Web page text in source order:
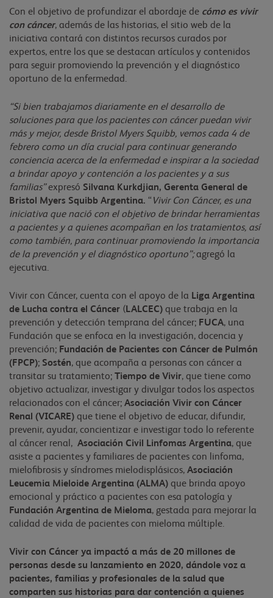
Con el objetivo de profundizar el abordaje de cómo es vivir
con cáncer, además de las historias, el sitio web de la
iniciativa contará con distintos recursos curados por
expertos, entre los que se destacan artículos y contenidos
para seguir promoviendo la prevención y el diagnóstico
oportuno de la enfermedad.
“Si bien trabajamos diariamente en el desarrollo de
soluciones para que los pacientes con cáncer puedan vivir
más y mejor, desde Bristol Myers Squibb, vemos cada 4 de
febrero como un día crucial para continuar generando
conciencia acerca de la enfermedad e inspirar a la sociedad
a brindar apoyo y contención a los pacientes y a sus
familias”expresó Silvana Kurkdjian, Gerenta General de
Bristol Myers Squibb Argentina. “ Vivir Con Cáncer, es una
iniciativa que nació con el objetivo de brindar herramientas
a pacientes y a quienes acompañan en los tratamientos, así
como también, para continuar promoviendo la importancia
de la prevención y el diagnóstico oportuno”;agregó la
ejecutiva.
Vivir con Cáncer, cuenta con el apoyo de la Liga Argentina
de Lucha contra el Cáncer ( LALCEC) que trabaja en la
prevención y detección temprana del cáncer; FUCA, una
Fundación que se enfoca en la investigación, docencia y
prevención; Fundación de Pacientes con Cáncer de Pulmón
(FPCP); Sostén, que acompaña a personas con cáncer a
transitar su tratamiento; Tiempo de Vivir, que tiene como
objetivo actualizar, investigar y divulgar todos los aspectos
relacionados con el cáncer; Asociación Vivir con Cáncer
Renal (VICARE) que tiene el objetivo de educar, difundir,
prevenir, ayudar, concientizar e investigar todo lo referente
al cáncer renal, Asociación Civil Linfomas Argentina, que
asiste a pacientes y familiares de pacientes con linfoma,
mielofibrosis y síndromes mielodisplásicos, Asociación
Leucemia Mieloide Argentina (ALMA) que brinda apoyo
emocional y práctico a pacientes con esa patología y
Fundación Argentina de Mieloma, gestada para mejorar la
calidad de vida de pacientes con mieloma múltiple.
Vivir con Cáncer ya impactó a más de 20 millones de
personas desde su lanzamiento en 2020, dándole voz a
pacientes, familias y profesionales de la salud que
comparten sus historias para dar contención a quienes